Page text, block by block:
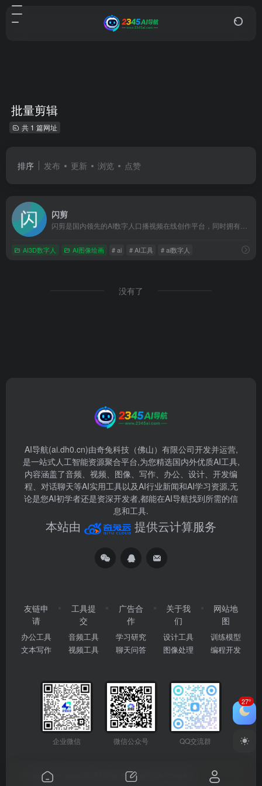
批量剪辑
共 1 篇网址
排序 发布 更新 浏览 点赞
闪剪
AI3D数字人 AI图像绘画 # ai # AI工具 # ai数字人
没有了
AI导航(ai.dh0.cn)由奇兔科技（佛山）有限公司开发并运营,
是一站式人工智能资源聚合平台,为您精选国内外优质AI工具,
内容涵盖了音频、视频、图像、写作、办公、设计、开发编
程、对话聊天等AI实用工具以及AI行业新闻和AI学习资源,无
论是您AI初学者还是资深开发者,都能在AI导航找到所需的信
息和工具.
本站由 提供云计算服务
友链申
请
办公工具
文本写作
工具提
交
音频工具
视频工具
广告合
作
学习研究
聊天问答
关于我
们
设计工具
图像处理
网站地
图
训练模型
编程开发
企业微信 微信公众号 QQ交流群
Copyright © 2026 粤ICP备2024177666号
27°